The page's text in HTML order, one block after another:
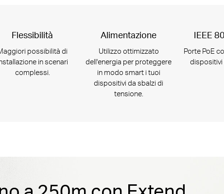
Flessibilità
possibilità di
in scenari
complessi.
Alimentazione
Utilizzo ottimizzato
dell'energia per proteggere
in modo smart i tuoi
dispositivi da sbalzi di
tensione.
IEEE
Porte PoE